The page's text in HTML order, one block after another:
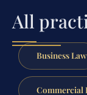
All
Business Law
Commercial